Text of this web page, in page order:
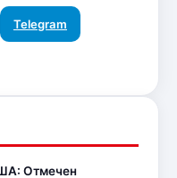
Telegram
Отмечен